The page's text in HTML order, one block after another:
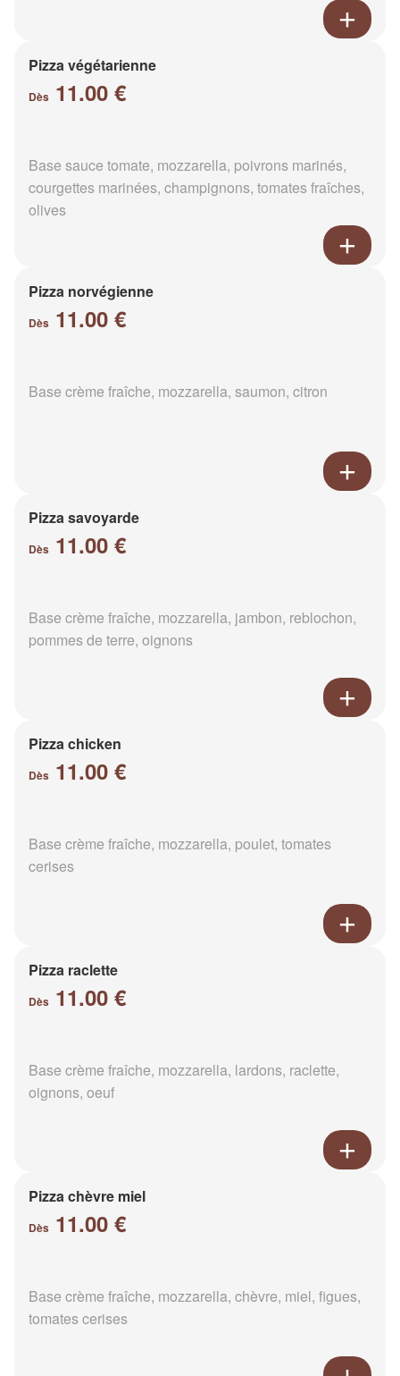
Pizza végétarienne
Dès 11.00 €
Base sauce tomate, mozzarella, poivrons marinés,
courgettes marinées, champignons, tomates fraîches,
olives
Pizza norvégienne
Dès 11.00 €
Base crème fraîche, mozzarella, saumon, citron
Pizza savoyarde
Dès 11.00 €
Base crème fraîche, mozzarella, jambon, reblochon,
pommes de terre, oignons
Pizza chicken
Dès 11.00 €
Base crème fraîche, mozzarella, poulet, tomates
cerises
Pizza raclette
Dès 11.00 €
Base crème fraîche, mozzarella, lardons, raclette,
oignons, oeuf
Pizza chèvre miel
Dès 11.00 €
Base crème fraîche, mozzarella, chèvre, miel, figues,
tomates cerises